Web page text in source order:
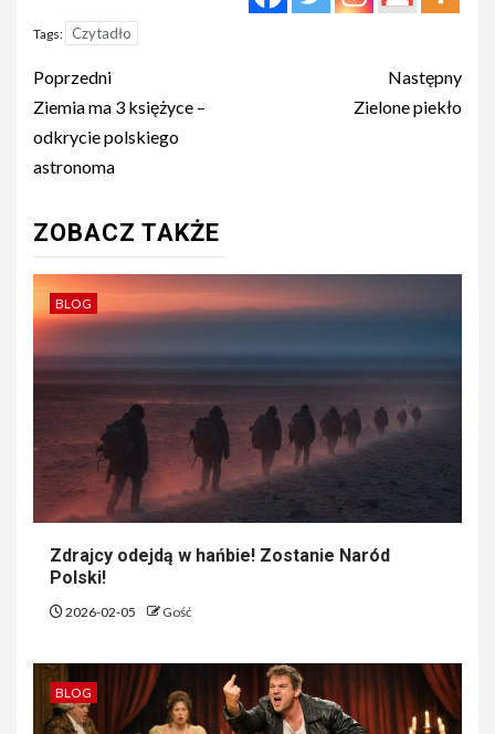
Tags: Czytadło
Post
navigation
Poprzedni
Ziemia ma 3 księżyce –
odkrycie polskiego
astronoma
Następny
Zielone piekło
ZOBACZ TAKŻE
BLOG
Zdrajcy odejdą w hańbie! Zostanie Naród
Polski!
2026-02-05 Gość
BLOG